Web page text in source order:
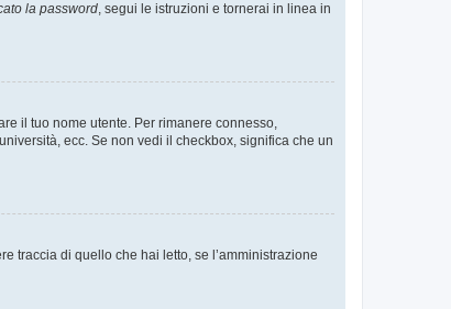
la password, segui le istruzioni e tornerai in linea in
il tuo nome utente. Per rimanere connesso,
ecc. Se non vedi il checkbox, significa che un
traccia di quello che hai letto, se l’amministrazione